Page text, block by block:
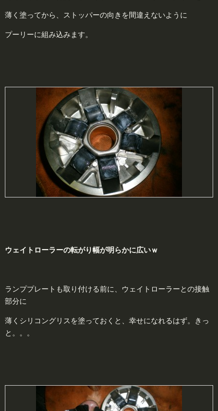
薄く塗ってから、ストッパーの向きを間違えないように
プーリーに組み込みます。
ウェイトローラーの転がり幅が明らかに広いｗ
ランププレートも取り付ける前に、ウェイトローラーとの接触
部分に
薄くシリコングリスを塗っておくと、幸せになれるはず。きっ
と。。。